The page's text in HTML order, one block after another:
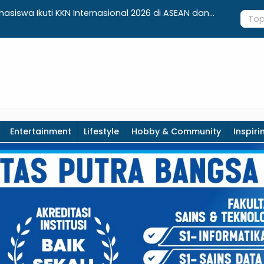
Smart Parking: Mahasiswa UPB Unjuk Gigi Lewat
Entertainment Lifestyle Hobby & Community